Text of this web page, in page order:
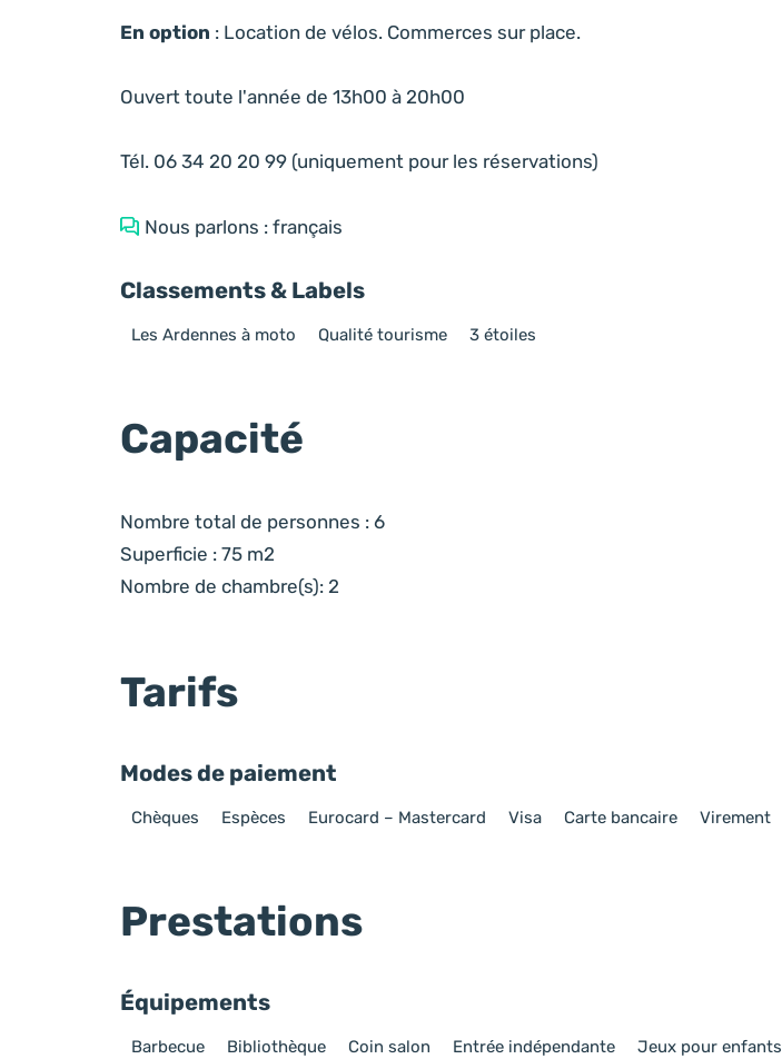
En option : Location de vélos. Commerces sur place.
Ouvert toute l'année de 13h00 à 20h00
Tél. 06 34 20 20 99 (uniquement pour les réservations)
Nous parlons : français
Classements & Labels
Les Ardennes à moto Qualité tourisme 3 étoiles
Capacité
Nombre total de personnes : 6
Superficie : 75 m2
Nombre de chambre(s): 2
Tarifs
Modes de paiement
Chèques Espèces Eurocard – Mastercard Visa Carte bancaire Virement
Prestations
Équipements
Barbecue Bibliothèque Coin salon Entrée indépendante Jeux pour enfants